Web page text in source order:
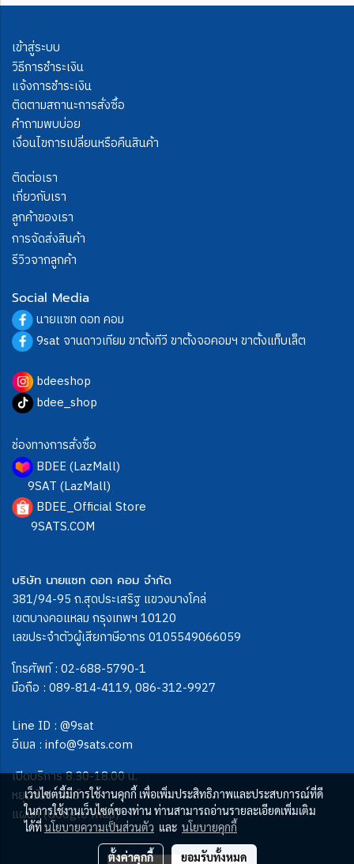
เข้าสู่ระบบ
วิธีการชำระเงิน
แจ้งการชำระเงิน
ติดตามสถานะการสั่งซื้อ
คำถามพบบ่อย
เงื่อนไขการเปลี่ยนหรือคืนสินค้า
ติดต่อเรา
เกี่ยวกับเรา
ลูกค้าของเรา
การจัดส่งสินค้า
รีวิวจากลูกค้า
Social Media
นายแซท ดอท คอม
9sat จานดาวเทียม ขาตั้งทีวี ขาตั้งจอคอมฯ ขาตั้งแท็บเล็ต
bdeeshop
bdee_shop
ช่องทางการสั่งซื้อ
BDEE (LazMall)
9SAT (LazMall)
BDEE_Official Store
9SATS.COM
บริษัท นายแซท ดอท คอม จำกัด
381/94-95 ถ.สุดประเสริฐ แขวงบางโคล่
เขตบางคอแหลม กรุงเทพฯ 10120
เลขประจำตัวผู้เสียภาษีอากร 0105549066059
โทรศัพท์ : 02-688-5790-1
มือถือ : 089-814-4119, 086-312-9927
Line ID : @9sat
อีเมล : info@9sats.com
เปิดบริการ 8.30-18.00 น.
หยุดวันอาทิตย์
แผนที่ (Google map)
เว็บไซต์นี้มีการใช้งานคุกกี้ เพื่อเพิ่มประสิทธิภาพและประสบการณ์ที่ดี
ในการใช้งานเว็บไซต์ของท่าน ท่านสามารถอ่านรายละเอียดเพิ่มเติม
ได้ที่นโยบายความเป็นส่วนตัว และ นโยบายคุกกี้
ตั้งค่าคุกกี้ ยอมรับทั้งหมด